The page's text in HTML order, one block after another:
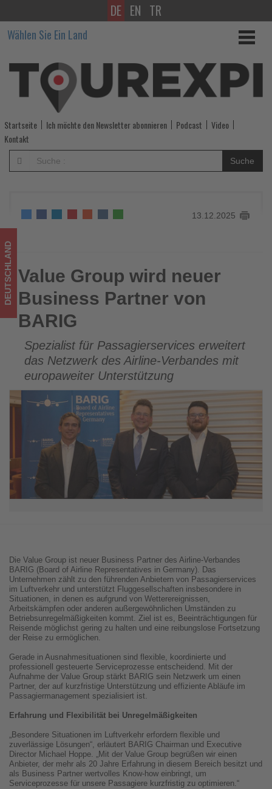
Value
Group
wird
neuer
Business
Partner
von
Wissen,
was
im
Tourismus
los
ist!
DE EN TR
Wählen Sie Ein Land
Startseite Ich möchte den Newsletter abonnieren Podcast
Video
Kontakt
Suche
13.12.2025
Value Group wird neuer Business Partner von BARIG
DEUTSCHLAND Value Group wird neuer
Business Partner von
BARIG
Spezialist für Passagierservices erweitert
das Netzwerk des Airline-Verbandes mit
europaweiter Unterstützung
Die Value Group ist neuer Business Partner des Airline-Verbandes
BARIG (Board of Airline Representatives in Germany). Das
Unternehmen zählt zu den führenden Anbietern von Passagierservices
im Luftverkehr und unterstützt Fluggesellschaften insbesondere in
Situationen, in denen es aufgrund von Wetterereignissen,
Arbeitskämpfen oder anderen außergewöhnlichen Umständen zu
Betriebsunregelmäßigkeiten kommt. Ziel ist es, Beeinträchtigungen für
Reisende möglichst gering zu halten und eine reibungslose Fortsetzung
der Reise zu ermöglichen.
Gerade in Ausnahmesituationen sind flexible, koordinierte und
professionell gesteuerte Serviceprozesse entscheidend. Mit der
Aufnahme der Value Group stärkt BARIG sein Netzwerk um einen
Partner, der auf kurzfristige Unterstützung und effiziente Abläufe im
Passagiermanagement spezialisiert ist.
Erfahrung und Flexibilität bei Unregelmäßigkeiten
„Besondere Situationen im Luftverkehr erfordern flexible und
zuverlässige Lösungen“, erläutert BARIG Chairman und Executive
Director Michael Hoppe. „Mit der Value Group begrüßen wir einen
Anbieter, der mehr als 20 Jahre Erfahrung in diesem Bereich besitzt und
als Business Partner wertvolles Know-how einbringt, um
Serviceprozesse für unsere Passagiere kurzfristig zu optimieren.“